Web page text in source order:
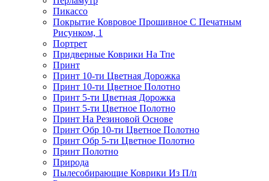
Пикассо
Покрытие Ковровое Прошивное С Печатным
Рисунком, 1
Портрет
Придверные Коврики На Тпе
Принт
Принт 10-ти Цветная Дорожка
Принт 10-ти Цветное Полотно
Принт 5-ти Цветная Дорожка
Принт 5-ти Цветное Полотно
Принт На Резиновой Основе
Принт Обр 10-ти Цветное Полотно
Принт Обр 5-ти Цветное Полотно
Принт Полотно
Природа
Пылесобирающие Коврики Из П/п